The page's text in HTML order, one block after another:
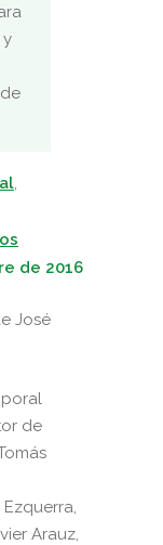
,
de 2016
de
Arauz,